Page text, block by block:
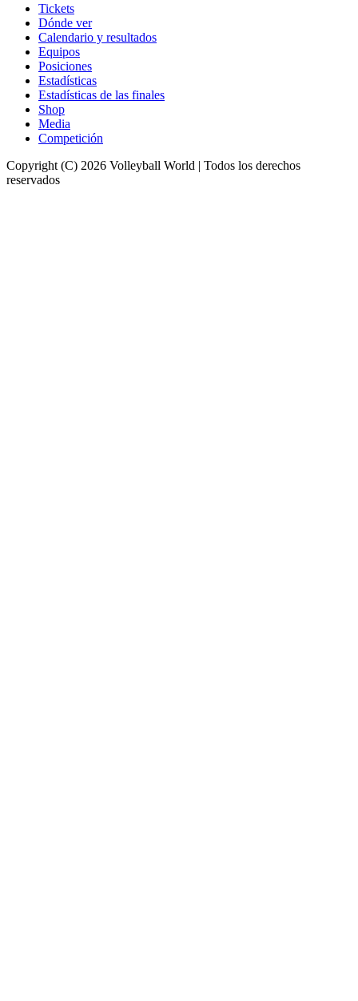
Tickets
Dónde ver
Calendario y resultados
Equipos
Posiciones
Estadísticas
Estadísticas de las finales
Shop
Media
Competición
Copyright (C) 2026 Volleyball World | Todos los derechos
reservados